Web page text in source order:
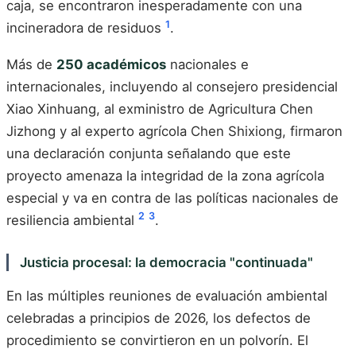
caja, se encontraron inesperadamente con una
incineradora de residuos 1.
Más de 250 académicos nacionales e
internacionales, incluyendo al consejero presidencial
Xiao Xinhuang, al exministro de Agricultura Chen
Jizhong y al experto agrícola Chen Shixiong, firmaron
una declaración conjunta señalando que este
proyecto amenaza la integridad de la zona agrícola
especial y va en contra de las políticas nacionales de
resiliencia ambiental 2 3.
Justicia procesal: la democracia "continuada"
En las múltiples reuniones de evaluación ambiental
celebradas a principios de 2026, los defectos de
procedimiento se convirtieron en un polvorín. El